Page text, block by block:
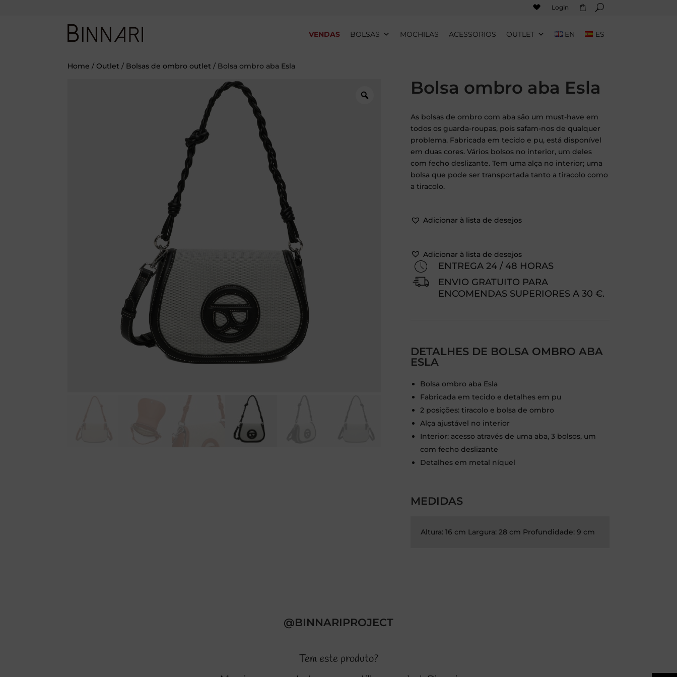
Login
VENDAS BOLSAS MOCHILAS ACESSORIOS OUTLET EN ES
Home / Outlet / Bolsas de ombro outlet / Bolsa ombro aba Esla
Bolsa ombro aba Esla
As bolsas de ombro com aba são um must-have em
todos os guarda-roupas, pois safam-nos de qualquer
problema. Fabricada em tecido e pu, está disponível
em duas cores. Vários bolsos no interior, um deles
com fecho deslizante. Tem uma alça no interior; uma
bolsa que pode ser transportada tanto a tiracolo como
a tiracolo.
Adicionar à lista de desejos
Adicionar à lista de desejos
ENTREGA 24 / 48 HORAS
ENVIO GRATUITO PARA
ENCOMENDAS SUPERIORES A 30 €.
DETALHES DE BOLSA OMBRO ABA
ESLA
Bolsa ombro aba Esla
Fabricada em tecido e detalhes em pu
2 posições: tiracolo e bolsa de ombro
Alça ajustável no interior
Interior: acesso através de uma aba, 3 bolsos, um
com fecho deslizante
Detalhes em metal níquel
MEDIDAS
Altura: 16 cm Largura: 28 cm Profundidade: 9 cm
@BINNARIPROJECT
Tem este produto?